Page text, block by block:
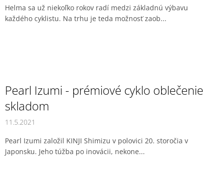
Helma sa už niekoľko rokov radí medzi základnú výbavu
každého cyklistu. Na trhu je teda možnosť zaob...
Pearl Izumi - prémiové cyklo oblečenie
skladom
11.5.2021
Pearl Izumi založil KINJI Shimizu v polovici 20. storočia v
Japonsku. Jeho túžba po inovácii, nekone...